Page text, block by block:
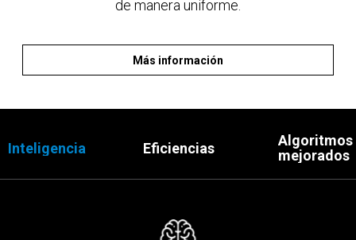
de manera uniforme.
Más información
Inteligencia Eficiencias
Algoritmos
mejorados